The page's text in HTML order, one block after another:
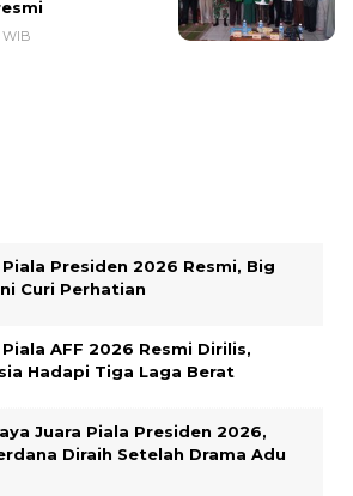
WIB
Presiden 2026 Resmi, Big
Curi Perhatian
AFF 2026 Resmi Dirilis,
Hadapi Tiga Laga Berat
Juara Piala Presiden 2026,
Diraih Setelah Drama Adu